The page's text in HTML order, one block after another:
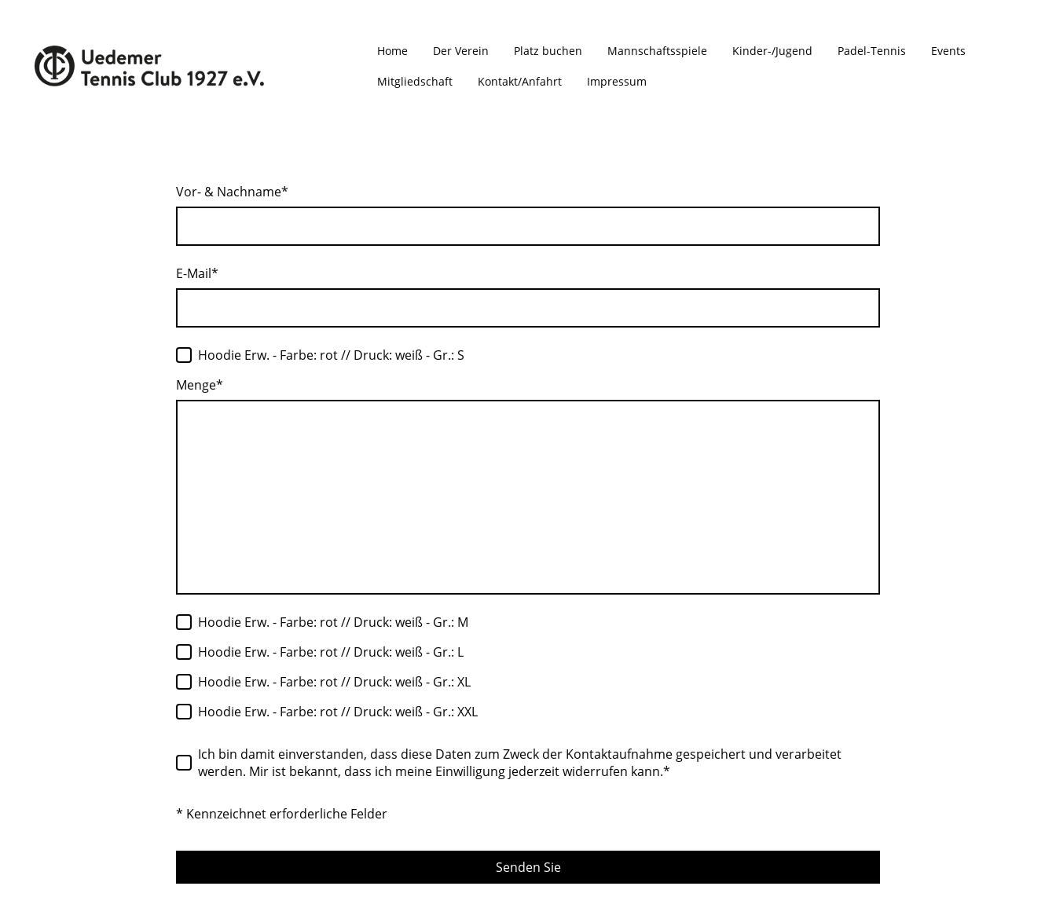
Home Der Verein Platz buchen Mannschaftsspiele Kinder-/Jugend Padel-Tennis Events
Mitgliedschaft Kontakt/Anfahrt Impressum
Vor- & Nachname*
E-Mail*
Hoodie Erw. - Farbe: rot // Druck: weiß - Gr.: S
Menge*
Hoodie Erw. - Farbe: rot // Druck: weiß - Gr.: M
Hoodie Erw. - Farbe: rot // Druck: weiß - Gr.: L
Hoodie Erw. - Farbe: rot // Druck: weiß - Gr.: XL
Hoodie Erw. - Farbe: rot // Druck: weiß - Gr.: XXL
Ich bin damit einverstanden, dass diese Daten zum Zweck der Kontaktaufnahme gespeichert und verarbeitet
werden. Mir ist bekannt, dass ich meine Einwilligung jederzeit widerrufen kann.*
* Kennzeichnet erforderliche Felder
Senden Sie